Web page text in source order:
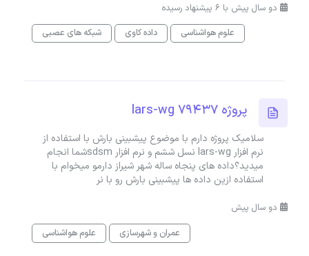
دو سال پیش با 6 پیشنهاد رسیده
علوم هواشناسی
داده کاوی شبکه های عصبی
پروژه lars-wg 79437
سلامیک پروژه دارم با موضوع پیشبینی بارش با استفاده از
نرم افزار lars-wg نسل ششم و نرم افزار sdsmشما انجام
میدید؟داده های پنجاه ساله شهر شیراز دارمو میخوام با
استفاده ازین داده ها پیشبینی بارش رو با نر
دو سال پیش
عمران و شهرسازی
علوم هواشناسی